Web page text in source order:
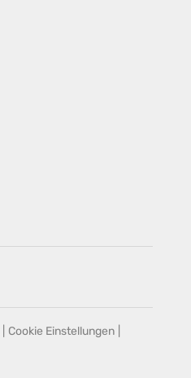
Cookie Einstellungen